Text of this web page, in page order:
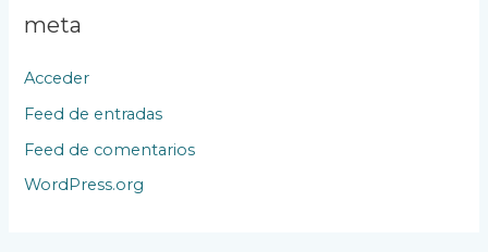
meta
Acceder
Feed de entradas
Feed de comentarios
WordPress.org